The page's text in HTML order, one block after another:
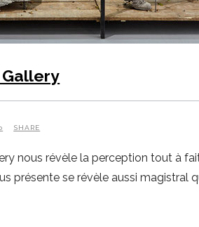
SHARE
nous révèle la perception tout à
présente se révèle aussi magistral